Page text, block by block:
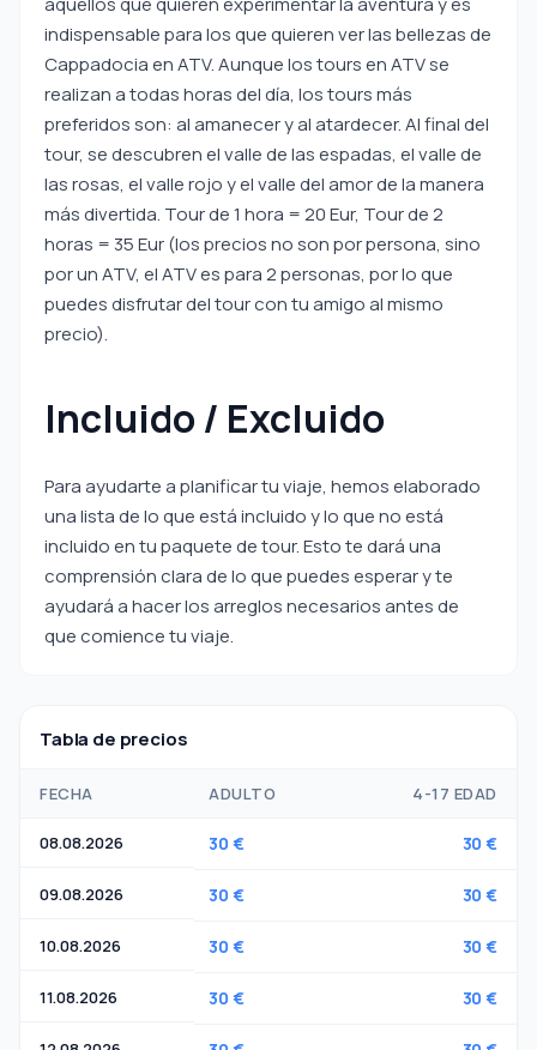
indispensable para los que quieren ver las bellezas de
Cappadocia en ATV. Aunque los tours en ATV se
realizan a todas horas del día, los tours más
preferidos son: al amanecer y al atardecer. Al final del
tour, se descubren el valle de las espadas, el valle de
las rosas, el valle rojo y el valle del amor de la manera
más divertida. Tour de 1 hora = 20 Eur, Tour de 2
horas = 35 Eur (los precios no son por persona, sino
por un ATV, el ATV es para 2 personas, por lo que
puedes disfrutar del tour con tu amigo al mismo
precio).
Incluido / Excluido
Para ayudarte a planificar tu viaje, hemos elaborado
una lista de lo que está incluido y lo que no está
incluido en tu paquete de tour. Esto te dará una
comprensión clara de lo que puedes esperar y te
ayudará a hacer los arreglos necesarios antes de
que comience tu viaje.
Tabla de precios
FECHA ADULTO 4-17 EDAD
08.08.2026 30 € 30 €
09.08.2026 30 € 30 €
10.08.2026 30 € 30 €
11.08.2026 30 € 30 €